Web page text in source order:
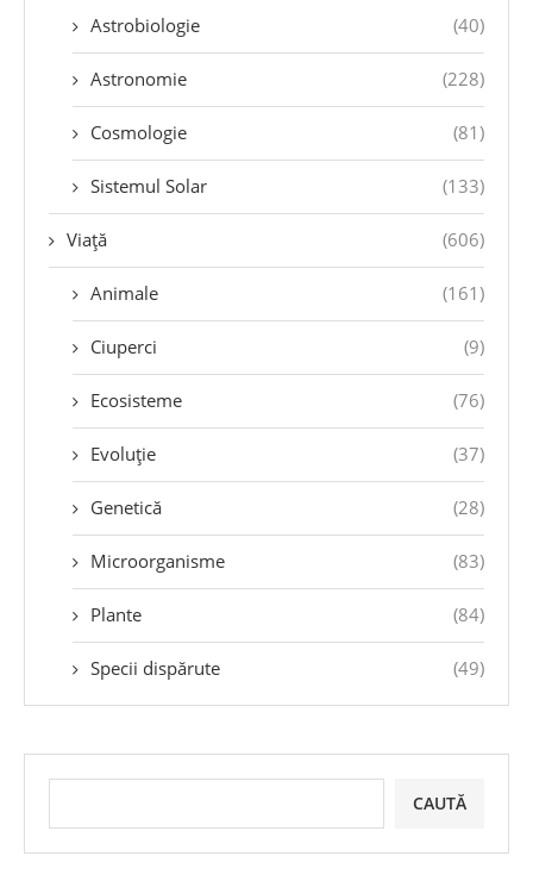
Astrobiologie (40)
Astronomie (228)
Cosmologie (81)
Sistemul Solar (133)
Viață (606)
Animale (161)
Ciuperci (9)
Ecosisteme (76)
Evoluție (37)
Genetică (28)
Microorganisme (83)
Plante (84)
Specii dispărute (49)
CAUTĂ